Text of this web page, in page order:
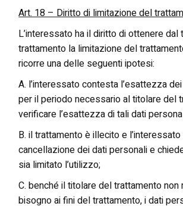
Art. 18 – Diritto di limitazione del
L’interessato ha il diritto di ottenere dal
trattamento la limitazione del
ricorre una delle seguenti ipotesi:
A. l’interessato contesta l’esattezza
per il periodo necessario al titolare del
verificare l’esattezza di tali dati
B. il trattamento è illecito e
cancellazione dei dati personali e
sia limitato l’utilizzo;
C. benché il titolare del trattamento non
bisogno ai fini del trattamento, i dati